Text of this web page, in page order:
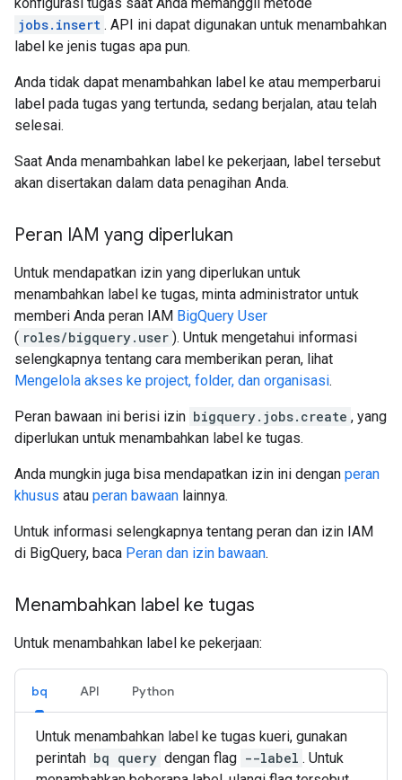
jobs.insert . API ini dapat digunakan untuk menambahkan
label ke jenis tugas apa pun.
Anda tidak dapat menambahkan label ke atau memperbarui
label pada tugas yang tertunda, sedang berjalan, atau telah
selesai.
Saat Anda menambahkan label ke pekerjaan, label tersebut
akan disertakan dalam data penagihan Anda.
Peran IAM yang diperlukan
Untuk mendapatkan izin yang diperlukan untuk
menambahkan label ke tugas, minta administrator untuk
memberi Anda peran IAM BigQuery User
( roles/bigquery.user ). Untuk mengetahui informasi
selengkapnya tentang cara memberikan peran, lihat
Mengelola akses ke project, folder, dan organisasi.
Peran bawaan ini berisi izin bigquery.jobs.create , yang
diperlukan untuk menambahkan label ke tugas.
Anda mungkin juga bisa mendapatkan izin ini dengan peran
khusus atau peran bawaan lainnya.
Untuk informasi selengkapnya tentang peran dan izin IAM
di BigQuery, baca Peran dan izin bawaan.
Menambahkan label ke tugas
Untuk menambahkan label ke pekerjaan:
bq API Python
Untuk menambahkan label ke tugas kueri, gunakan
perintah bq query dengan flag --label . Untuk